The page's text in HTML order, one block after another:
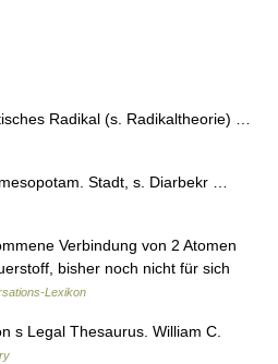
Radikal (s. Radikaltheorie) …
Stadt, s. Diarbekr …
Verbindung von 2 Atomen
bisher noch nicht für sich
Lexikon
s Legal Thesaurus. William C.